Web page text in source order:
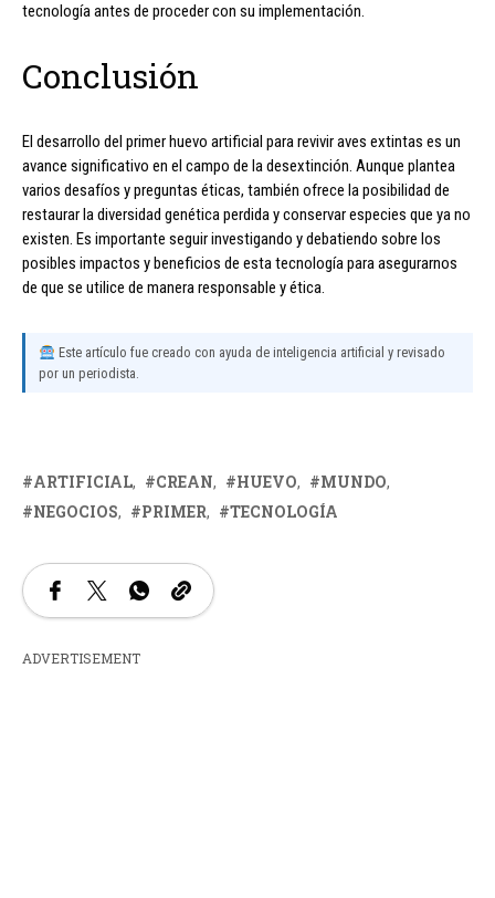
tecnología antes de proceder con su implementación.
Conclusión
El desarrollo del primer huevo artificial para revivir aves extintas es un
avance significativo en el campo de la desextinción. Aunque plantea
varios desafíos y preguntas éticas, también ofrece la posibilidad de
restaurar la diversidad genética perdida y conservar especies que ya no
existen. Es importante seguir investigando y debatiendo sobre los
posibles impactos y beneficios de esta tecnología para asegurarnos
de que se utilice de manera responsable y ética.
Este artículo fue creado con ayuda de inteligencia artificial y revisado
por un periodista.
ARTIFICIAL CREAN HUEVO
MUNDO
NEGOCIOS
PRIMER TECNOLOGÍA
ADVERTISEMENT